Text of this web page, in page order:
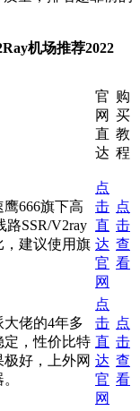
机场推荐2022
官
网
直
达
购
买
教
程
666旗下高
路SSR/V2ray
，建议使用旗
点
击
直
达
官
网
点
击
查
看
佬的4年多
定，性价比特
好，上外网
点
击
直
达
官
网
点
击
查
看